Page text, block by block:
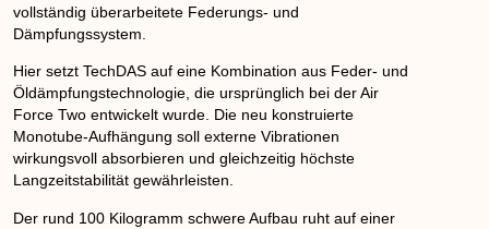
vollständig überarbeitete Federungs- und
Dämpfungssystem.
Hier setzt TechDAS auf eine Kombination aus Feder- und
Öldämpfungstechnologie, die ursprünglich bei der Air
Force Two entwickelt wurde. Die neu konstruierte
Monotube-Aufhängung soll externe Vibrationen
wirkungsvoll absorbieren und gleichzeitig höchste
Langzeitstabilität gewährleisten.
Der rund 100 Kilogramm schwere Aufbau ruht auf einer